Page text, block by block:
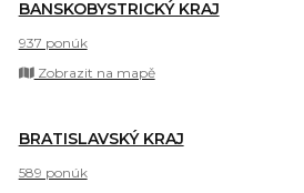
BANSKOBYSTRICKÝ KRAJ
937 ponúk
Zobrazit na mapě
BRATISLAVSKÝ KRAJ
589 ponúk